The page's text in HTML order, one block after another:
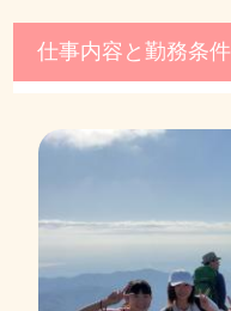
仕事内容と勤務条件